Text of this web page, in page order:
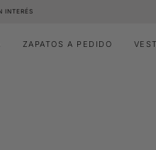
INTERÉS
ZAPATOS A PEDIDO